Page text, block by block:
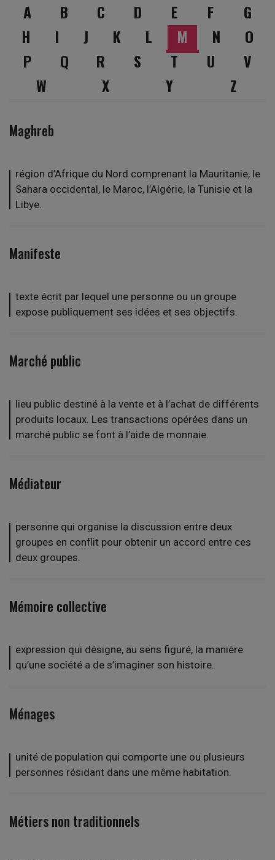
A B C D E F
G
H
I J K L M N
O
P
Q R S T U
V
W
X Y Z
Maghreb
région d’Afrique du Nord comprenant la Mauritanie, le
Sahara occidental, le Maroc, l’Algérie, la Tunisie et la
Libye.
Manifeste
texte écrit par lequel une personne ou un groupe
expose publiquement ses idées et ses objectifs.
Marché public
lieu public destiné à la vente et à l’achat de différents
produits locaux. Les transactions opérées dans un
marché public se font à l’aide de monnaie.
Médiateur
personne qui organise la discussion entre deux
groupes en conflit pour obtenir un accord entre ces
deux groupes.
Mémoire collective
expression qui désigne, au sens figuré, la manière
qu’une société a de s’imaginer son histoire.
Ménages
unité de population qui comporte une ou plusieurs
personnes résidant dans une même habitation.
Métiers non traditionnels